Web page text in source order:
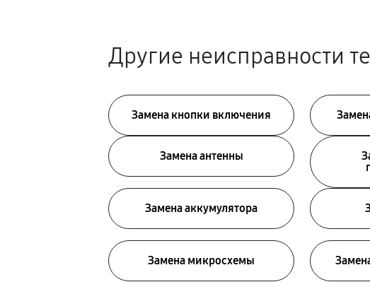
Другие неисправности
Замена кнопки включения
Замена антенны
Замена аккумулятора
Замена микросхемы